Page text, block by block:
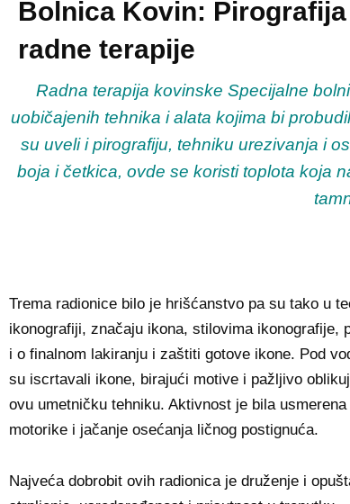
Bolnica Kovin:
radne terapije
Radna terapija kovinske Specijalne
uobičajenih tehnika i alata kojima bi
su uveli i pirografiju, tehniku urezivanja i
boja i četkica, ovde se koristi toplota koja
Trema radionice bilo je hrišćanstvo pa su tako u
ikonografiji, značaju ikona, stilovima ikonografije,
i o finalnom lakiranju i zaštiti gotove ikone. Pod
su iscrtavali ikone, birajući motive i pažljivo
ovu umetničku tehniku. Aktivnost je bila
motorike i jačanje osećanja ličnog postignuća.
Najveća dobrobit ovih radionica je druženje i